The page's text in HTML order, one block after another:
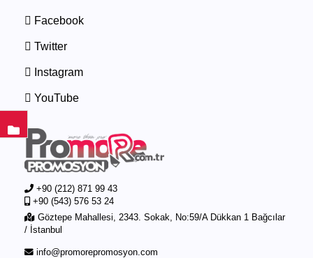
Facebook
Twitter
Instagram
YouTube
+90 (212) 871 99 43
+90 (543) 576 53 24
Göztepe Mahallesi, 2343. Sokak, No:59/A Dükkan 1 Bağcılar
/ İstanbul
info@promorepromosyon.com